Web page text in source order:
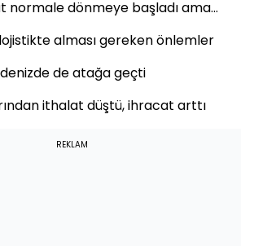
normale dönmeye başladı ama...
alması gereken önlemler
denizde de atağa geçti
ithalat düştü, ihracat arttı
REKLAM